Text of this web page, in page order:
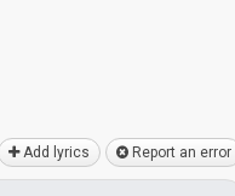
Add lyrics Report an error